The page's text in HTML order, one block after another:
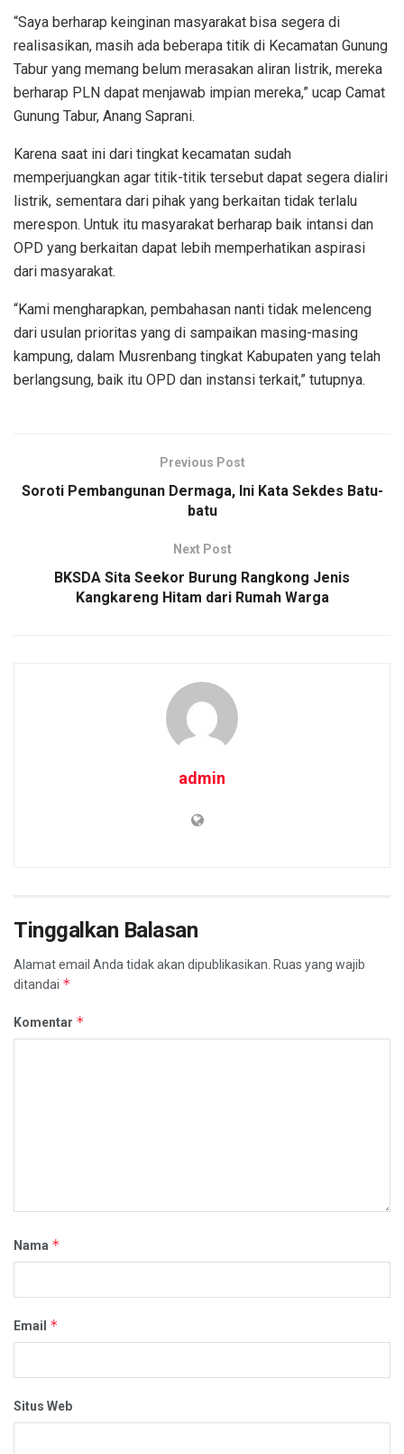
“Saya berharap keinginan masyarakat bisa segera di
realisasikan, masih ada beberapa titik di Kecamatan Gunung
Tabur yang memang belum merasakan aliran listrik, mereka
berharap PLN dapat menjawab impian mereka,” ucap Camat
Gunung Tabur, Anang Saprani.
Karena saat ini dari tingkat kecamatan sudah
memperjuangkan agar titik-titik tersebut dapat segera dialiri
listrik, sementara dari pihak yang berkaitan tidak terlalu
merespon. Untuk itu masyarakat berharap baik intansi dan
OPD yang berkaitan dapat lebih memperhatikan aspirasi
dari masyarakat.
“Kami mengharapkan, pembahasan nanti tidak melenceng
dari usulan prioritas yang di sampaikan masing-masing
kampung, dalam Musrenbang tingkat Kabupaten yang telah
berlangsung, baik itu OPD dan instansi terkait,” tutupnya.
Previous Post
Soroti Pembangunan Dermaga, Ini Kata Sekdes Batu-
batu
Next Post
BKSDA Sita Seekor Burung Rangkong Jenis
Kangkareng Hitam dari Rumah Warga
admin
Tinggalkan Balasan
Alamat email Anda tidak akan dipublikasikan. Ruas yang wajib
ditandai *
Komentar *
Nama *
Email *
Situs Web